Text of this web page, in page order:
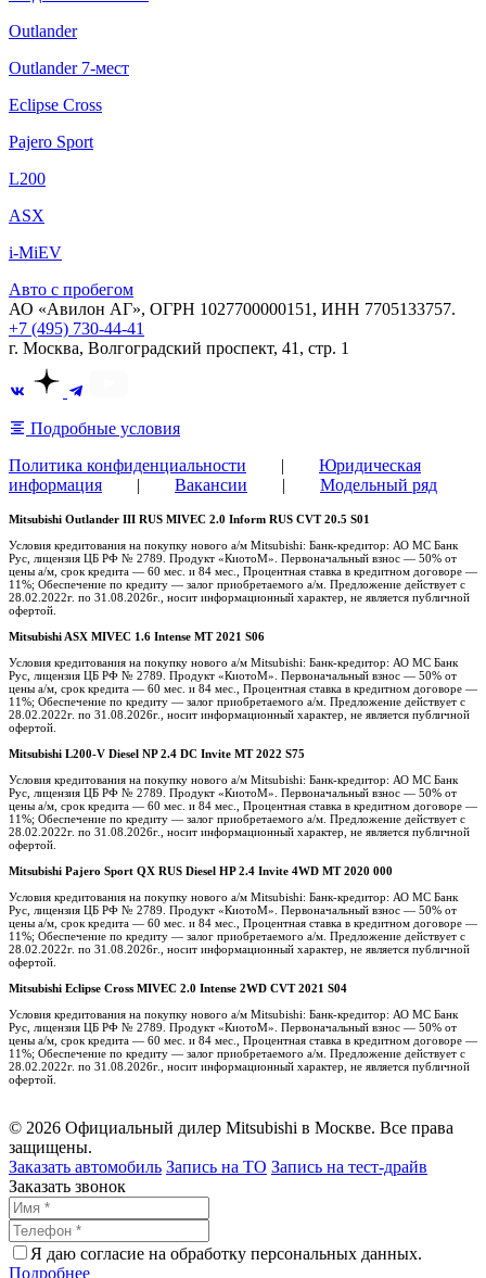
Outlander
Outlander 7-мест
Eclipse Cross
Pajero Sport
L200
ASX
i-MiEV
Авто с пробегом
АО «Авилон АГ», ОГРН 1027700000151, ИНН 7705133757.
+7 (495) 730-44-41
г. Москва, Волгоградский проспект, 41, стр. 1
Подробные условия
Политика конфиденциальности | Юридическая
информация | Вакансии | Модельный ряд
Mitsubishi Outlander III RUS MIVEC 2.0 Inform RUS CVT 20.5 S01
Условия кредитования на покупку нового а/м Mitsubishi: Банк-кредитор: АО МС Банк
Рус, лицензия ЦБ РФ № 2789. Продукт «КиотоМ». Первоначальный взнос — 50% от
цены а/м, срок кредита — 60 мес. и 84 мес., Процентная ставка в кредитном договоре —
11%; Обеспечение по кредиту — залог приобретаемого а/м. Предложение действует с
28.02.2022г. по 31.08.2026г., носит информационный характер, не является публичной
офертой.
Mitsubishi ASX MIVEC 1.6 Intense MT 2021 S06
Условия кредитования на покупку нового а/м Mitsubishi: Банк-кредитор: АО МС Банк
Рус, лицензия ЦБ РФ № 2789. Продукт «КиотоМ». Первоначальный взнос — 50% от
цены а/м, срок кредита — 60 мес. и 84 мес., Процентная ставка в кредитном договоре —
11%; Обеспечение по кредиту — залог приобретаемого а/м. Предложение действует с
28.02.2022г. по 31.08.2026г., носит информационный характер, не является публичной
офертой.
Mitsubishi L200-V Diesel NP 2.4 DC Invite MT 2022 S75
Условия кредитования на покупку нового а/м Mitsubishi: Банк-кредитор: АО МС Банк
Рус, лицензия ЦБ РФ № 2789. Продукт «КиотоМ». Первоначальный взнос — 50% от
цены а/м, срок кредита — 60 мес. и 84 мес., Процентная ставка в кредитном договоре —
11%; Обеспечение по кредиту — залог приобретаемого а/м. Предложение действует с
28.02.2022г. по 31.08.2026г., носит информационный характер, не является публичной
офертой.
Mitsubishi Pajero Sport QX RUS Diesel HP 2.4 Invite 4WD MT 2020 000
Условия кредитования на покупку нового а/м Mitsubishi: Банк-кредитор: АО МС Банк
Рус, лицензия ЦБ РФ № 2789. Продукт «КиотоМ». Первоначальный взнос — 50% от
цены а/м, срок кредита — 60 мес. и 84 мес., Процентная ставка в кредитном договоре —
11%; Обеспечение по кредиту — залог приобретаемого а/м. Предложение действует с
28.02.2022г. по 31.08.2026г., носит информационный характер, не является публичной
офертой.
Mitsubishi Eclipse Cross MIVEC 2.0 Intense 2WD CVT 2021 S04
Условия кредитования на покупку нового а/м Mitsubishi: Банк-кредитор: АО МС Банк
Рус, лицензия ЦБ РФ № 2789. Продукт «КиотоМ». Первоначальный взнос — 50% от
цены а/м, срок кредита — 60 мес. и 84 мес., Процентная ставка в кредитном договоре —
11%; Обеспечение по кредиту — залог приобретаемого а/м. Предложение действует с
28.02.2022г. по 31.08.2026г., носит информационный характер, не является публичной
офертой.
© 2026 Официальный дилер Mitsubishi в Москве. Все права
защищены.
Заказать автомобиль Запись на ТО Запись на тест-драйв
Заказать звонок
Я даю согласие на обработку персональных данных.
Подробнее